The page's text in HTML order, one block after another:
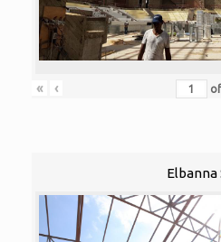
« ‹ of
Elbanna